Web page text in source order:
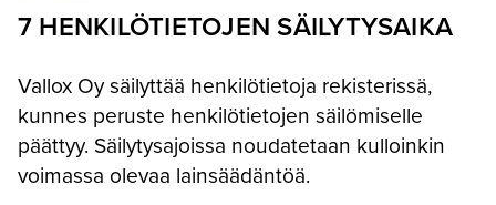
7 HENKILÖTIETOJEN SÄILYTYSAIKA
Vallox Oy säilyttää henkilötietoja rekisterissä,
kunnes peruste henkilötietojen säilömiselle
päättyy. Säilytysajoissa noudatetaan kulloinkin
voimassa olevaa lainsäädäntöä.